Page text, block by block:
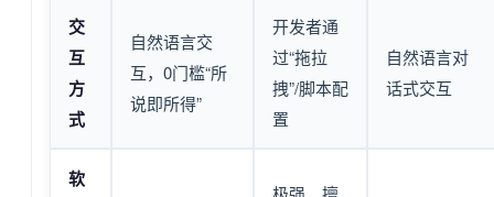
交
互
方
式
自然语言交
互，0门槛“所
说即所得”
开发者通
过“拖拉
拽”/脚本配
置
自然语言对
话式交互
软